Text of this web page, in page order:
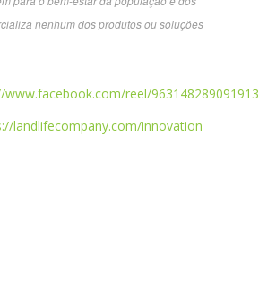
nenhum dos produtos ou soluções
www.facebook.com/reel/963148289091913
landlifecompany.com/innovation